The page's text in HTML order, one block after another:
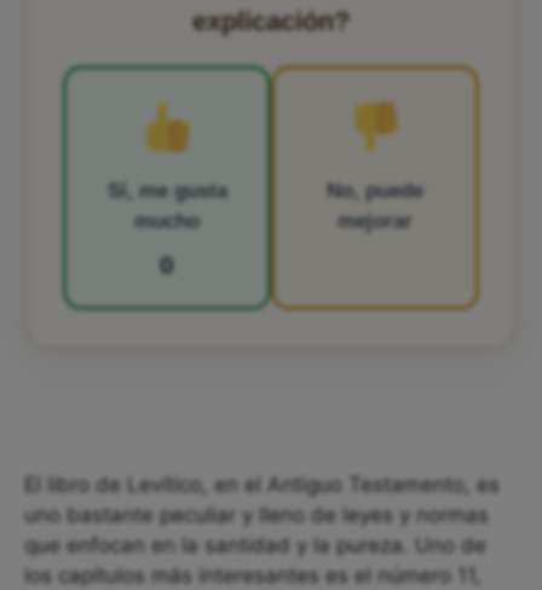
explicación?
Sí, me gusta
mucho
0
No, puede
mejorar
El libro de Levítico, en el Antiguo Testamento, es
uno bastante peculiar y lleno de leyes y normas
que enfocan en la santidad y la pureza. Uno de
los capítulos más interesantes es el número 11,